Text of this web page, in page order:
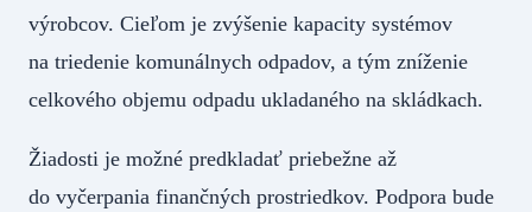
výrobcov. Cieľom je zvýšenie kapacity systémov
na triedenie komunálnych odpadov, a tým zníženie
celkového objemu odpadu ukladaného na skládkach.
Žiadosti je možné predkladať priebežne až
do vyčerpania finančných prostriedkov. Podpora bude